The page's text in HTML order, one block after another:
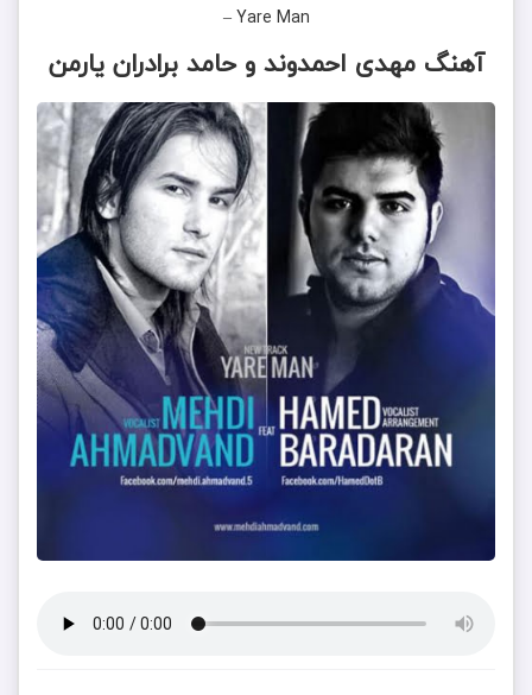
–Yare Man
آهنگ مهدی احمدوند و حامد برادران یارمن